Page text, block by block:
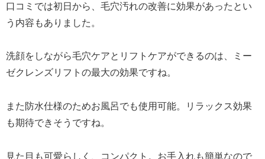
口コミでは初日から、毛穴汚れの改善に効果があったとい
う内容もありました。
洗顔をしながら毛穴ケアとリフトケアができるのは、ミー
ゼクレンズリフトの最大の効果ですね。
また防水仕様のためお風呂でも使用可能。リラックス効果
も期待できそうですね。
見た目も可愛らしく、コンパクト。お手入れも簡単なので